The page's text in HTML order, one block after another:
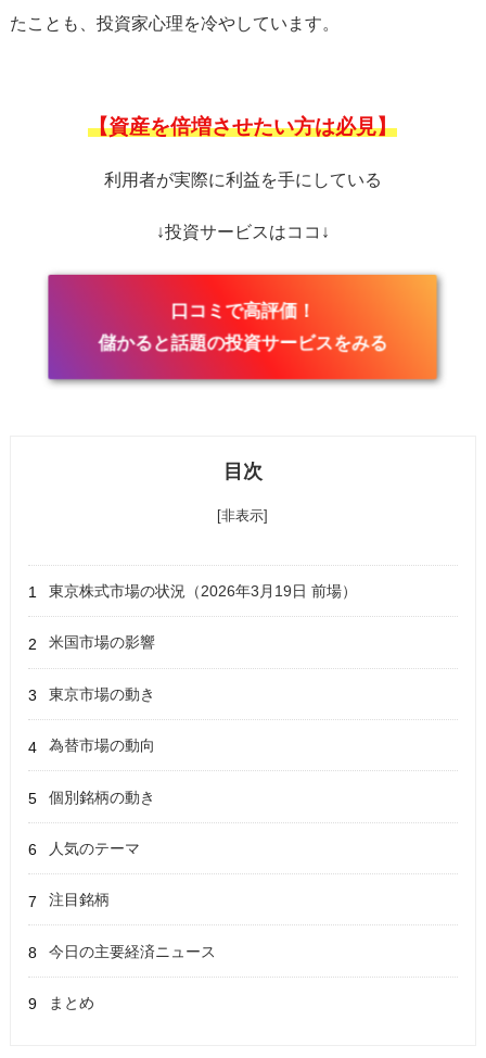
たことも、投資家心理を冷やしています。
【資産を倍増させたい方は必見】
利用者が実際に利益を手にしている
↓投資サービスはココ↓
口コミで高評価！
儲かると話題の投資サービスをみる
目次
[非表示]
東京株式市場の状況（2026年3月19日 前場）
米国市場の影響
東京市場の動き
為替市場の動向
個別銘柄の動き
人気のテーマ
注目銘柄
今日の主要経済ニュース
まとめ